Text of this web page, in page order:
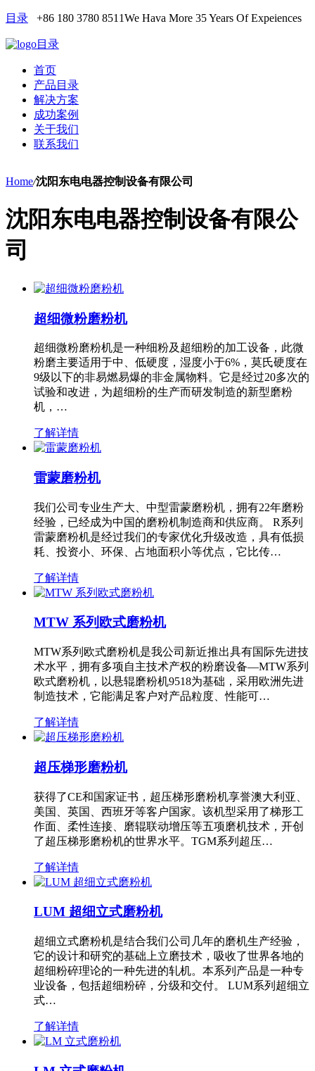
目录 +86 180 3780 8511We Hava More 35 Years Of Expeiences
目录
首页
产品目录
解决方案
成功案例
关于我们
联系我们
Home/沈阳东电电器控制设备有限公司
沈阳东电电器控制设备有限公
司
超细微粉磨粉机
超细微粉磨粉机是一种细粉及超细粉的加工设备，此微
粉磨主要适用于中、低硬度，湿度小于6%，莫氏硬度在
9级以下的非易燃易爆的非金属物料。它是经过20多次的
试验和改进，为超细粉的生产而研发制造的新型磨粉
机，…
了解详情
雷蒙磨粉机
我们公司专业生产大、中型雷蒙磨粉机，拥有22年磨粉
经验，已经成为中国的磨粉机制造商和供应商。 R系列
雷蒙磨粉机是经过我们的专家优化升级改造，具有低损
耗、投资小、环保、占地面积小等优点，它比传…
了解详情
MTW 系列欧式磨粉机
MTW系列欧式磨粉机是我公司新近推出具有国际先进技
术水平，拥有多项自主技术产权的粉磨设备—MTW系列
欧式磨粉机，以悬辊磨粉机9518为基础，采用欧洲先进
制造技术，它能满足客户对产品粒度、性能可…
了解详情
超压梯形磨粉机
获得了CE和国家证书，超压梯形磨粉机享誉澳大利亚、
美国、英国、西班牙等客户国家。该机型采用了梯形工
作面、柔性连接、磨辊联动增压等五项磨机技术，开创
了超压梯形磨粉机的世界水平。TGM系列超压…
了解详情
LUM 超细立式磨粉机
超细立式磨粉机是结合我们公司几年的磨机生产经验，
它的设计和研究的基础上立磨技术，吸收了世界各地的
超细粉碎理论的一种先进的轧机。本系列产品是一种专
业设备，包括超细粉碎，分级和交付。 LUM系列超细立
式…
了解详情